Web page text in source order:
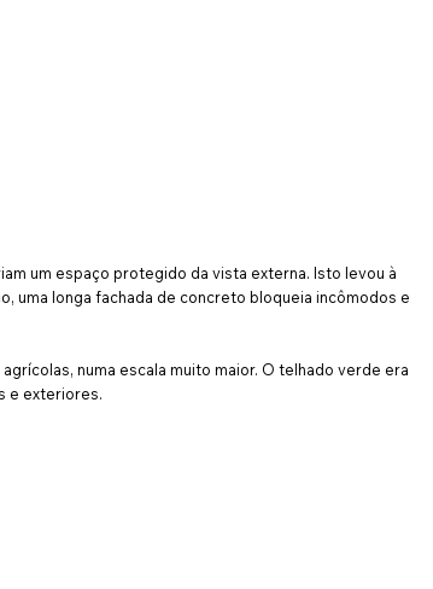
um espaço protegido da vista externa. Isto levou à
uma longa fachada de concreto bloqueia incômodos e
numa escala muito maior. O telhado verde era
e exteriores.